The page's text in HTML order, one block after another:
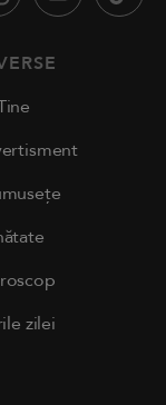
zilei